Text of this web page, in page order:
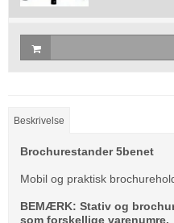
Beskrivelse
Brochurestander 5benet
Mobil og praktisk
BEMÆRK: Stativ og
som forskellige varenumre.